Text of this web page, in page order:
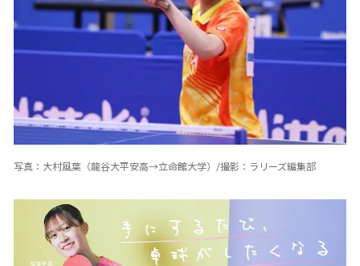
写真：大村風葉（龍谷大平安高→立命館大学）/撮影：ラリーズ編集部